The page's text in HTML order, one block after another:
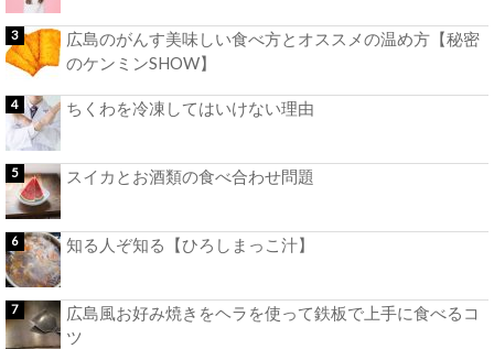
広島のがんす美味しい食べ方とオススメの温め方【秘密
のケンミンSHOW】
ちくわを冷凍してはいけない理由
スイカとお酒類の食べ合わせ問題
知る人ぞ知る【ひろしまっこ汁】
広島風お好み焼きをヘラを使って鉄板で上手に食べるコ
ツ